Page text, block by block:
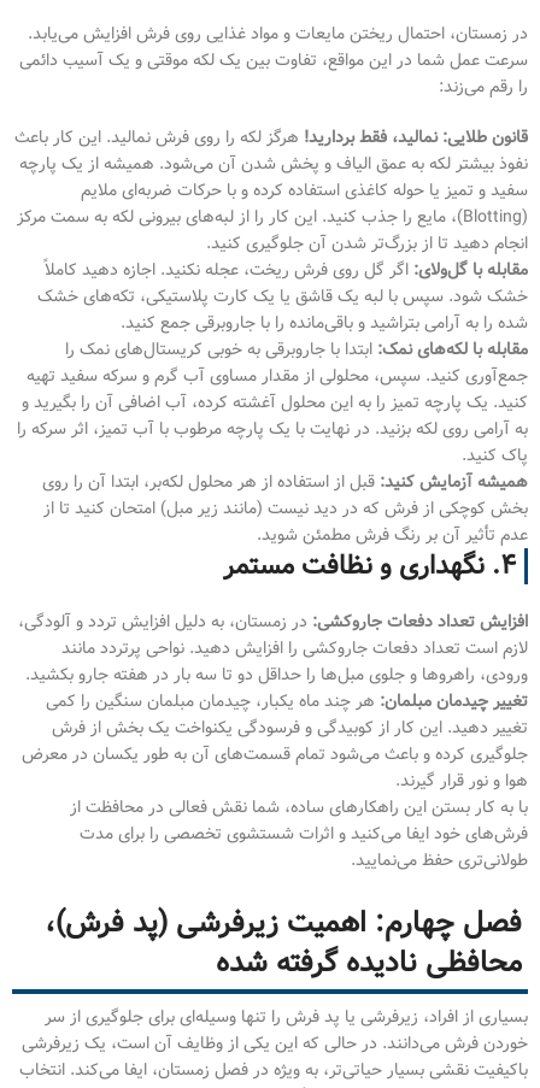
در زمستان، احتمال ریختن مایعات و مواد غذایی روی فرش افزایش می‌یابد.
سرعت عمل شما در این مواقع، تفاوت بین یک لکه موقتی و یک آسیب دائمی
را رقم می‌زند:
قانون طلایی: نمالید، فقط بردارید! هرگز لکه را روی فرش نمالید. این کار باعث
نفوذ بیشتر لکه به عمق الیاف و پخش شدن آن می‌شود. همیشه از یک پارچه
سفید و تمیز یا حوله کاغذی استفاده کرده و با حرکات ضربه‌ای ملایم
(Blotting)، مایع را جذب کنید. این کار را از لبه‌های بیرونی لکه به سمت مرکز
انجام دهید تا از بزرگ‌تر شدن آن جلوگیری کنید.
مقابله با گل‌ولای: اگر گل روی فرش ریخت، عجله نکنید. اجازه دهید کاملاً
خشک شود. سپس با لبه یک قاشق یا یک کارت پلاستیکی، تکه‌های خشک
شده را به آرامی بتراشید و باقی‌مانده را با جاروبرقی جمع کنید.
مقابله با لکه‌های نمک: ابتدا با جاروبرقی به خوبی کریستال‌های نمک را
جمع‌آوری کنید. سپس، محلولی از مقدار مساوی آب گرم و سرکه سفید تهیه
کنید. یک پارچه تمیز را به این محلول آغشته کرده، آب اضافی آن را بگیرید و
به آرامی روی لکه بزنید. در نهایت با یک پارچه مرطوب با آب تمیز، اثر سرکه را
پاک کنید.
همیشه آزمایش کنید: قبل از استفاده از هر محلول لکه‌بر، ابتدا آن را روی
بخش کوچکی از فرش که در دید نیست (مانند زیر مبل) امتحان کنید تا از
عدم تأثیر آن بر رنگ فرش مطمئن شوید.
۴. نگهداری و نظافت مستمر
افزایش تعداد دفعات جاروکشی: در زمستان، به دلیل افزایش تردد و آلودگی،
لازم است تعداد دفعات جاروکشی را افزایش دهید. نواحی پرتردد مانند
ورودی، راهروها و جلوی مبل‌ها را حداقل دو تا سه بار در هفته جارو بکشید.
تغییر چیدمان مبلمان: هر چند ماه یکبار، چیدمان مبلمان سنگین را کمی
تغییر دهید. این کار از کوبیدگی و فرسودگی یکنواخت یک بخش از فرش
جلوگیری کرده و باعث می‌شود تمام قسمت‌های آن به طور یکسان در معرض
هوا و نور قرار گیرند.
با به کار بستن این راهکارهای ساده، شما نقش فعالی در محافظت از
فرش‌های خود ایفا می‌کنید و اثرات شستشوی تخصصی را برای مدت
طولانی‌تری حفظ می‌نمایید.
فصل چهارم: اهمیت زیرفرشی (پد فرش)،
محافظی نادیده گرفته شده
بسیاری از افراد، زیرفرشی یا پد فرش را تنها وسیله‌ای برای جلوگیری از سر
خوردن فرش می‌دانند. در حالی که این یکی از وظایف آن است، یک زیرفرشی
باکیفیت نقشی بسیار حیاتی‌تر، به ویژه در فصل زمستان، ایفا می‌کند. انتخاب